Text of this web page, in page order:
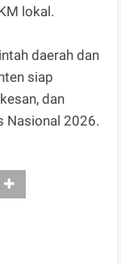
lokal.
daerah dan
siap
dan
Nasional 2026.